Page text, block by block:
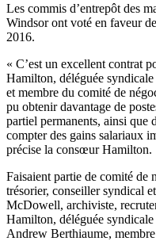
Les commis d’entrepôt des
Windsor ont voté en faveur
2016.
« C’est un excellent contrat
Hamilton, déléguée
et membre du comité de
pu obtenir davantage de
partiel permanents, ainsi que
compter des gains salariaux
précise la consœur Hamilton.
Faisaient partie de comité de
trésorier, conseiller syndical
McDowell, archiviste,
Hamilton, déléguée
Andrew Berthiaume,